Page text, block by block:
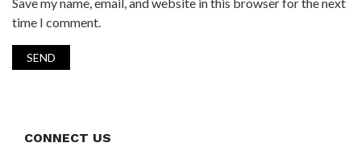
time I comment.
CONNECT US